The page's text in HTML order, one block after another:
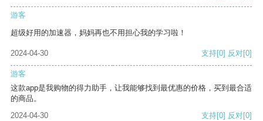
游客
超级好用的加速器，妈妈再也不用担心我的学习啦！
2024-04-30 支持[0] 反对[0]
游客
这款app是我购物的得力助手，让我能够找到最优惠的价格，买到最合适
的商品。
2024-04-30
支持[0] 反对[0]